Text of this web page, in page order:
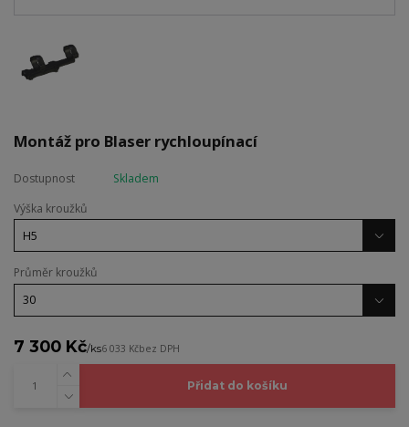
Montáž pro Blaser rychloupínací
Dostupnost
Skladem
Výška kroužků
Průměr kroužků
7 300 Kč/ks6 033 Kčbez DPH
Přidat do košíku